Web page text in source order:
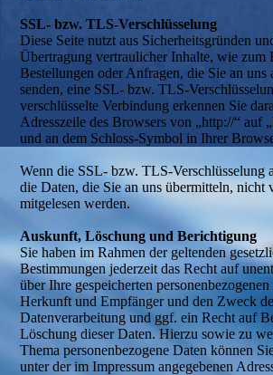
SSL- bzw. TLS-Verschlüsselung
Diese Seite nutzt aus Sicherheitsgründen
Übertragung vertraulicher Inhalte, wie zum
Bestellungen oder Anfragen, die Sie an uns
senden, eine SSL- bzw. TLS-
verschlüsselte Verbindung erkennen Sie
Adresszeile des Browsers von „http://“ auf
und an dem Schloss-Symbol in Ihrer
Wenn die SSL- bzw. TLS-Verschlüsselung
die Daten, die Sie an uns übermitteln, nicht
mitgelesen werden.
Auskunft, Löschung und Berichtigung
Sie haben im Rahmen der geltenden
Bestimmungen jederzeit das Recht auf
über Ihre gespeicherten
Herkunft und Empfänger und den Zweck
Datenverarbeitung und ggf. ein Recht auf
Löschung dieser Daten. Hierzu sowie zu
Thema personenbezogene Daten können
unter der im Impressum angegebenen